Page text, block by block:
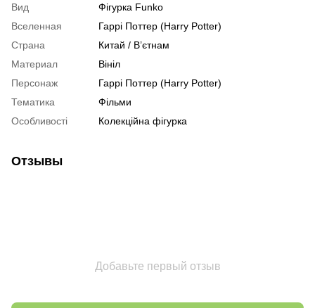
Вид
Фігурка Funko
Вселенная
Гаррі Поттер (Harry Potter)
Страна
Китай / В’єтнам
Материал
Вініл
Персонаж
Гаррі Поттер (Harry Potter)
Тематика
Фільми
Особливості
Колекційна фігурка
Отзывы
Добавьте первый отзыв